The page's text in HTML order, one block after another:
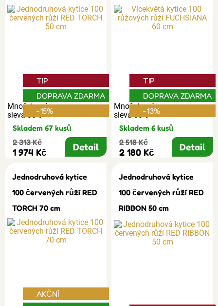
Množstevní
sleva 30%
TIP
DOPRAVA ZDARMA
-15%
Skladem 67 kusů
2 313 Kč
1 974 Kč Detail
Množstevní
sleva 30%
TIP
DOPRAVA ZDARMA
-13%
Skladem 6 kusů
2 518 Kč
2 180 Kč Detail
Jednodruhová kytice
100 červených růží RED
TORCH 70 cm
AKČNÍ
Jednodruhová kytice
100 červených růží RED
RIBBON 50 cm